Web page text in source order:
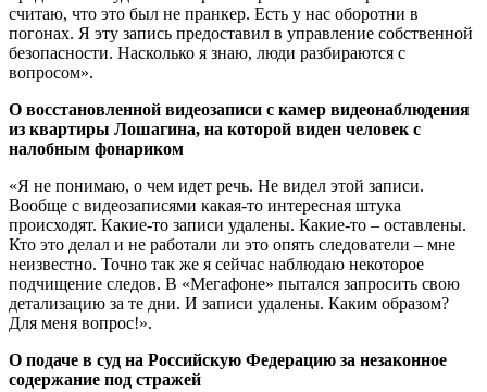
считаю, что это был не пранкер. Есть у нас оборотни в
погонах. Я эту запись предоставил в управление собственной
безопасности. Насколько я знаю, люди разбираются с
вопросом».
О восстановленной видеозаписи с камер видеонаблюдения
из квартиры Лошагина, на которой виден человек с
налобным фонариком
«Я не понимаю, о чем идет речь. Не видел этой записи.
Вообще с видеозаписями какая-то интересная штука
происходят. Какие-то записи удалены. Какие-то – оставлены.
Кто это делал и не работали ли это опять следователи – мне
неизвестно. Точно так же я сейчас наблюдаю некоторое
подчищение следов. В «Мегафоне» пытался запросить свою
детализацию за те дни. И записи удалены. Каким образом?
Для меня вопрос!».
О подаче в суд на Российскую Федерацию за незаконное
содержание под стражей